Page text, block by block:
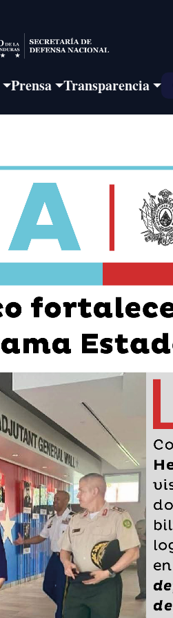
Prensa Transparencia